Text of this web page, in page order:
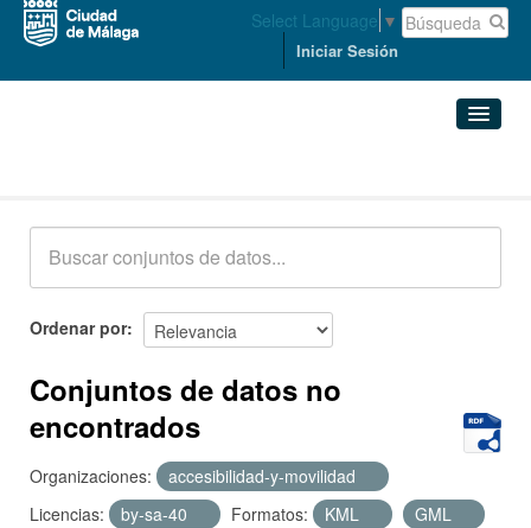
Select Language ▼
Iniciar Sesión
Acerca de
Ordenar por
Conjuntos de datos no
encontrados
Organizaciones:
accesibilidad-y-movilidad
Licencias:
by-sa-40 Formatos: KML
GML